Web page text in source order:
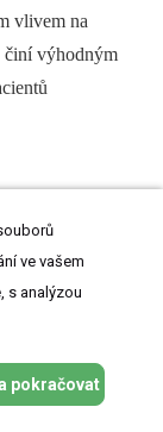
vlivem na
činí výhodným
zeleného čaje
srdeční
na
hmotnosti), což
Kromě anti­
ve vašem
s analýzou
pokračovat